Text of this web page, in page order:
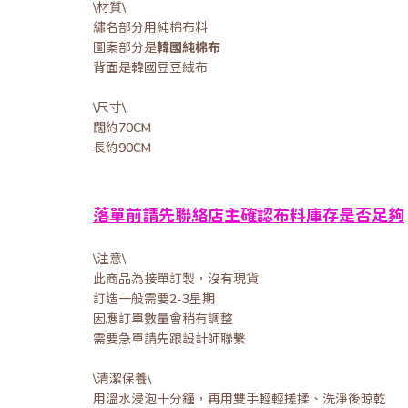
\材質\
繡名部分用純棉布料
圖案部分是韓國純棉布
背面是韓國豆豆絨布
\尺寸\
闊約70CM
長約90CM
落單前請先聯絡店主確認布料庫存是否足夠
\注意\
此商品為接單訂製，沒有現貨
訂造一般需要2-3星期
因應訂單數量會稍有調整
需要急單請先跟設計師聯繫
\清潔保養\
用溫水浸泡十分鐘，再用雙手輕輕搓揉、洗淨後晾乾